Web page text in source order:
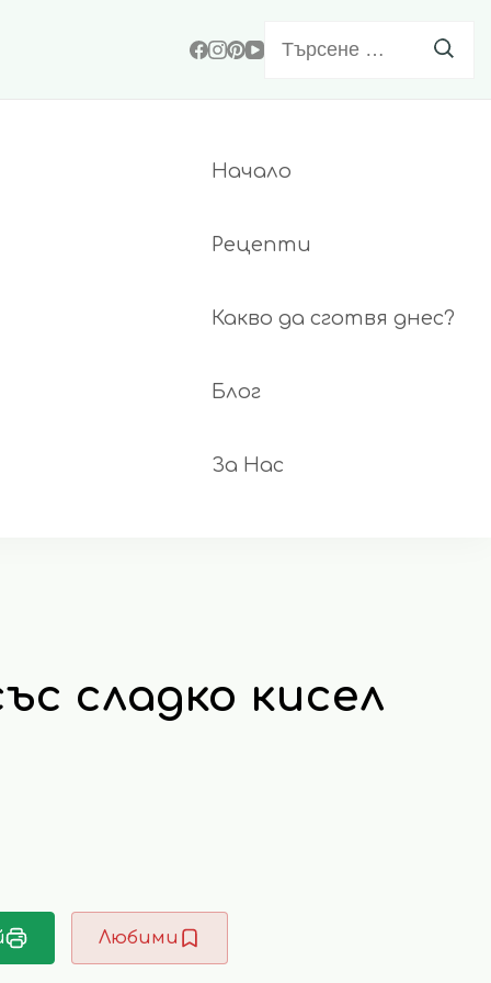
за:
Начало
Рецепти
Какво да сготвя днес?
Блог
За Нас
сладко кисел
Любими